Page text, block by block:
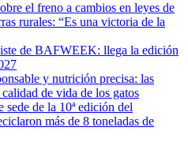
el freno a cambios en leyes de
rurales: “Es una victoria de la
de BAFWEEK: llega la edición
y nutrición precisa: las
de vida de los gatos
de la 10ª edición del
más de 8 toneladas de